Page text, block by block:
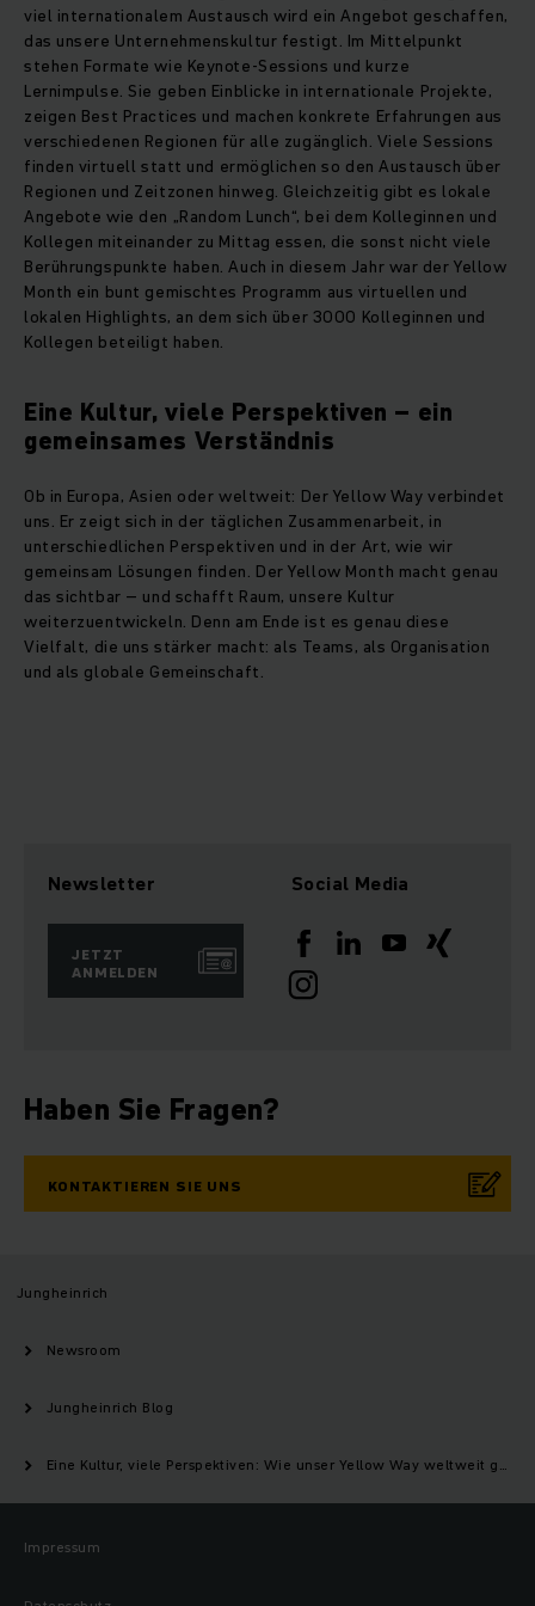
viel internationalem Austausch wird ein Angebot geschaffen,
das unsere Unternehmenskultur festigt. Im Mittelpunkt
stehen Formate wie Keynote-Sessions und kurze
Lernimpulse. Sie geben Einblicke in internationale Projekte,
zeigen Best Practices und machen konkrete Erfahrungen aus
verschiedenen Regionen für alle zugänglich. Viele Sessions
finden virtuell statt und ermöglichen so den Austausch über
Regionen und Zeitzonen hinweg. Gleichzeitig gibt es lokale
Angebote wie den „Random Lunch“, bei dem Kolleginnen und
Kollegen miteinander zu Mittag essen, die sonst nicht viele
Berührungspunkte haben. Auch in diesem Jahr war der Yellow
Month ein bunt gemischtes Programm aus virtuellen und
lokalen Highlights, an dem sich über 3000 Kolleginnen und
Kollegen beteiligt haben.
Eine Kultur, viele Perspektiven – ein
gemeinsames Verständnis
Ob in Europa, Asien oder weltweit: Der Yellow Way verbindet
uns. Er zeigt sich in der täglichen Zusammenarbeit, in
unterschiedlichen Perspektiven und in der Art, wie wir
gemeinsam Lösungen finden. Der Yellow Month macht genau
das sichtbar – und schafft Raum, unsere Kultur
weiterzuentwickeln. Denn am Ende ist es genau diese
Vielfalt, die uns stärker macht: als Teams, als Organisation
und als globale Gemeinschaft.
Newsletter
JETZT
ANMELDEN
Social Media
Haben Sie Fragen?
KONTAKTIEREN SIE UNS
Jungheinrich
Newsroom
Jungheinrich Blog
Eine Kultur, viele Perspektiven: Wie unser Yellow Way weltweit gelebt wird
Impressum